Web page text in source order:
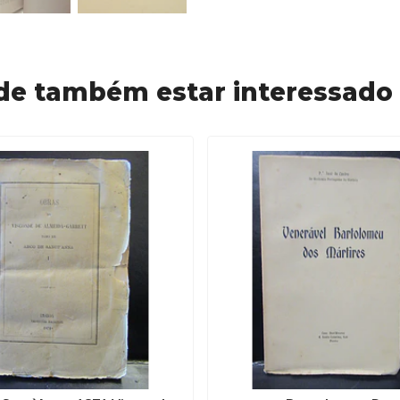
também estar interessado